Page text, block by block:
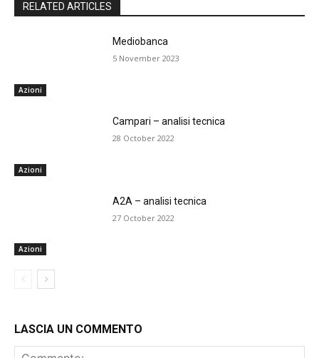
RELATED ARTICLES
Azioni
Mediobanca
5 November 2023
Azioni
Campari – analisi tecnica
28 October 2022
Azioni
A2A – analisi tecnica
27 October 2022
LASCIA UN COMMENTO